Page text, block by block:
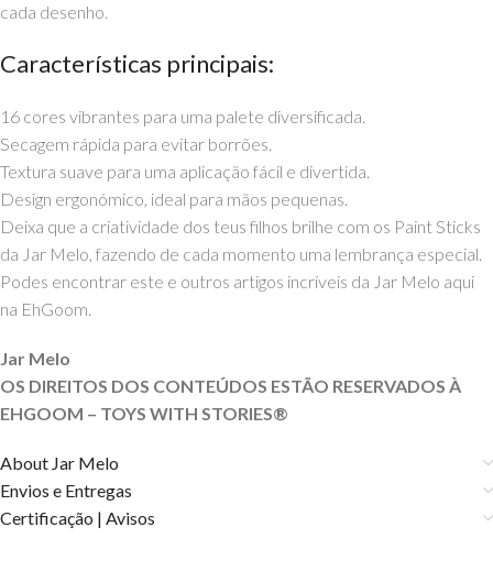
cada desenho.
Características principais:
16 cores vibrantes para uma palete diversificada.
Secagem rápida para evitar borrões.
Textura suave para uma aplicação fácil e divertida.
Design ergonómico, ideal para mãos pequenas.
Deixa que a criatividade dos teus filhos brilhe com os Paint Sticks
da Jar Melo, fazendo de cada momento uma lembrança especial.
Podes encontrar este e outros artigos incríveis da Jar Melo aqui
na EhGoom.
Jar Melo
OS DIREITOS DOS CONTEÚDOS ESTÃO RESERVADOS À
EHGOOM – TOYS WITH STORIES®️
About Jar Melo
Envios e Entregas
Certificação | Avisos